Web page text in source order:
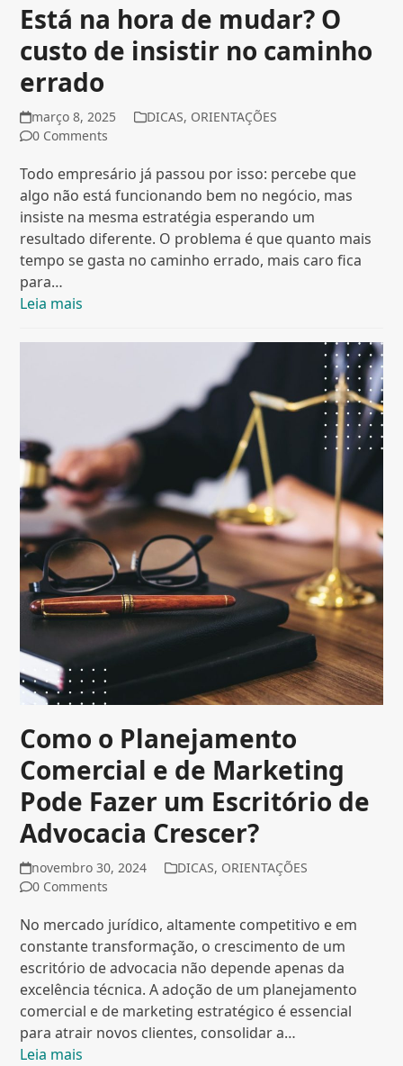
Está na hora de mudar? O
custo de insistir no caminho
errado
março 8, 2025 DICAS, ORIENTAÇÕES
0 Comments
Todo empresário já passou por isso: percebe que
algo não está funcionando bem no negócio, mas
insiste na mesma estratégia esperando um
resultado diferente. O problema é que quanto mais
tempo se gasta no caminho errado, mais caro fica
para…
Leia mais
Como o Planejamento
Comercial e de Marketing
Pode Fazer um Escritório de
Advocacia Crescer?
novembro 30, 2024 DICAS, ORIENTAÇÕES
0 Comments
No mercado jurídico, altamente competitivo e em
constante transformação, o crescimento de um
escritório de advocacia não depende apenas da
excelência técnica. A adoção de um planejamento
comercial e de marketing estratégico é essencial
para atrair novos clientes, consolidar a…
Leia mais